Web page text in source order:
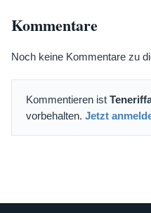
Kommentare
Noch keine Kommentare zu
Kommentieren ist
vorbehalten. Jetzt